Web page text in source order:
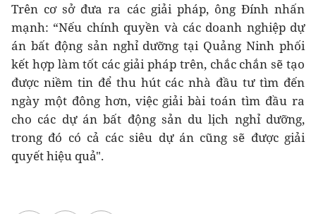
Trên cơ sở đưa ra các giải pháp, ông Đính nhấn
mạnh: “Nếu chính quyền và các doanh nghiệp dự
án bất động sản nghỉ dưỡng tại Quảng Ninh phối
kết hợp làm tốt các giải pháp trên, chắc chắn sẽ tạo
được niềm tin để thu hút các nhà đầu tư tìm đến
ngày một đông hơn, việc giải bài toán tìm đầu ra
cho các dự án bất động sản du lịch nghỉ dưỡng,
trong đó có cả các siêu dự án cũng sẽ được giải
quyết hiệu quả".